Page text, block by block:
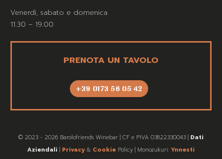
Venerdì, sabato e domenica
11.30 – 19.00
PRENOTA UN TAVOLO
+39 0173 56 05 42
© 2023 - 2026 Barolofriends Winebar | CF e PIVA 03822330043 | Dati
Aziendali | Privacy & Cookie Policy | Monozukuri: Ynnesti